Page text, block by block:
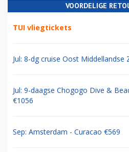
VOORDELIGE
TUI vliegtickets
Jul: 8-dg cruise Oost Middellandse
Jul: 9-daagse Chogogo Dive &
€1056
Sep: Amsterdam - Curacao €569